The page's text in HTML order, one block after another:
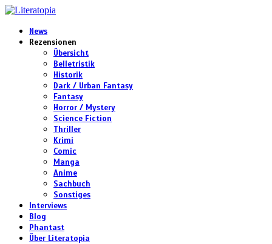
News
Rezensionen
Übersicht
Belletristik
Historik
Dark / Urban Fantasy
Fantasy
Horror / Mystery
Science Fiction
Thriller
Krimi
Comic
Manga
Anime
Sachbuch
Sonstiges
Interviews
Blog
Phantast
Über Literatopia